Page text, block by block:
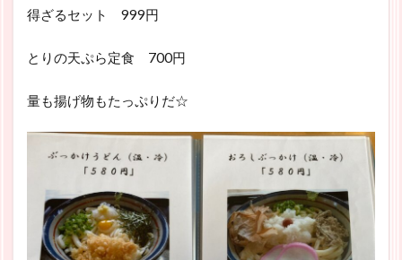
得ざるセット 999円
とりの天ぷら定食 700円
量も揚げ物もたっぷりだ☆